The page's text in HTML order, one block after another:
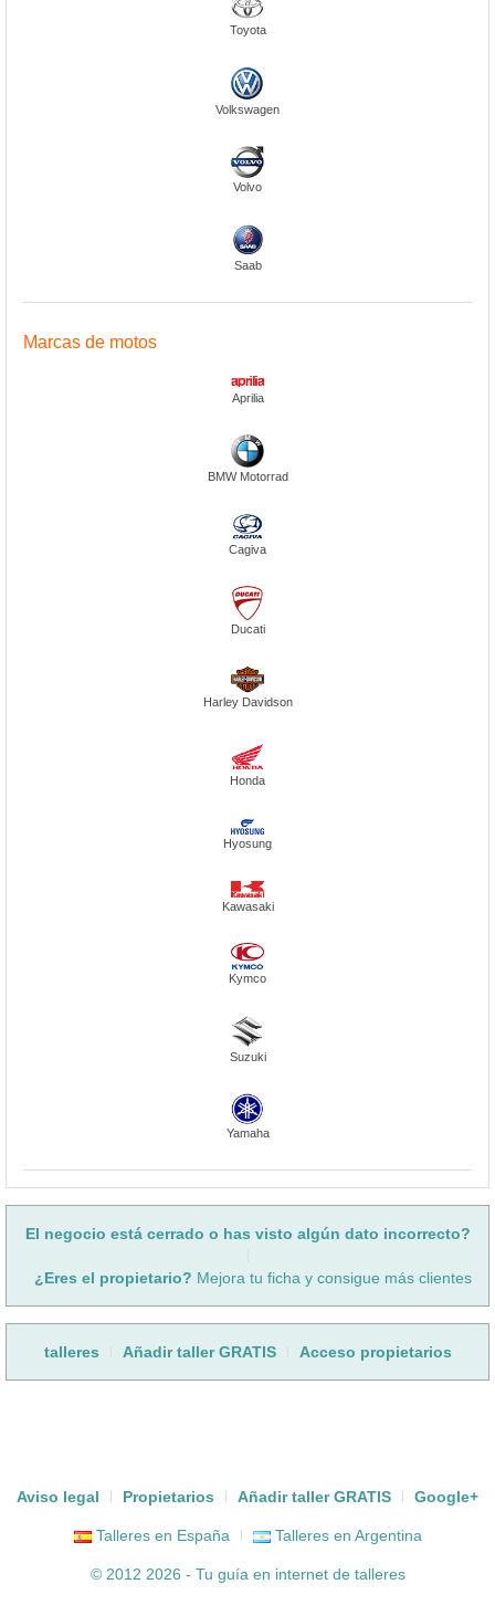
Toyota
Volkswagen
Volvo
Saab
Marcas de motos
Aprilia
BMW Motorrad
Cagiva
Ducati
Harley Davidson
Honda
Hyosung
Kawasaki
Kymco
Suzuki
Yamaha
El negocio está cerrado o has visto algún dato incorrecto?
¿Eres el propietario? Mejora tu ficha y consigue más clientes
talleres Añadir taller GRATIS Acceso propietarios
Aviso legal Propietarios Añadir taller GRATIS Google+
Talleres en España Talleres en Argentina
© 2012 2026 - Tu guía en internet de talleres